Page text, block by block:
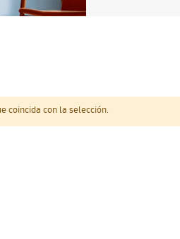
coincida con la selección.